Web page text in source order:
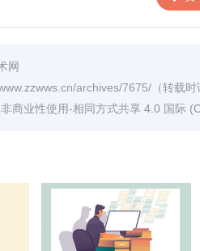
网
archives/7675/ （转载
商业性使用-相同方式共享 4.0 国际